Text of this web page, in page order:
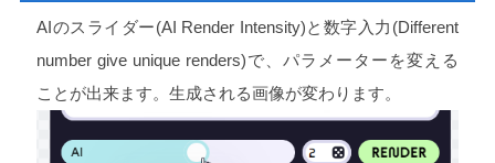
AIのスライダー(AI Render Intensity)と数字入力(Different
number give unique renders)で、パラメーターを変える
ことが出来ます。生成される画像が変わります。